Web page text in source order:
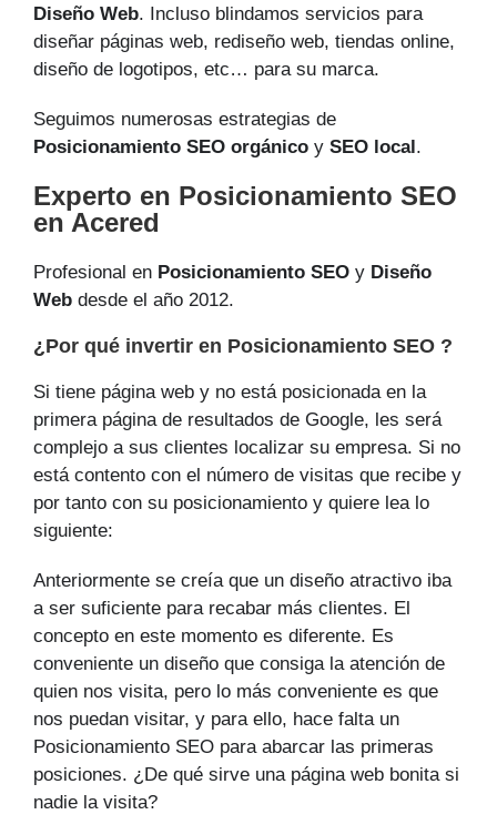
Diseño Web. Incluso blindamos servicios para
diseñar páginas web, rediseño web, tiendas online,
diseño de logotipos, etc… para su marca.
Seguimos numerosas estrategias de
Posicionamiento SEO orgánico y SEO local .
Experto en Posicionamiento SEO
en Acered
Profesional en Posicionamiento SEO y Diseño
Web desde el año 2012.
¿Por qué invertir en Posicionamiento SEO ?
Si tiene página web y no está posicionada en la
primera página de resultados de Google, les será
complejo a sus clientes localizar su empresa. Si no
está contento con el número de visitas que recibe y
por tanto con su posicionamiento y quiere lea lo
siguiente:
Anteriormente se creía que un diseño atractivo iba
a ser suficiente para recabar más clientes. El
concepto en este momento es diferente. Es
conveniente un diseño que consiga la atención de
quien nos visita, pero lo más conveniente es que
nos puedan visitar, y para ello, hace falta un
Posicionamiento SEO para abarcar las primeras
posiciones. ¿De qué sirve una página web bonita si
nadie la visita?